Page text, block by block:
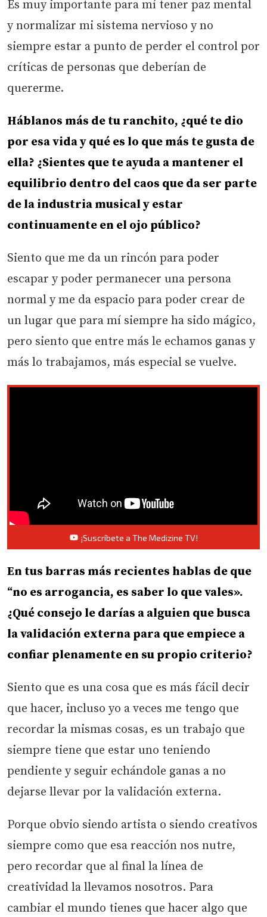
Es muy importante para mí tener paz mental
y normalizar mi sistema nervioso y no
siempre estar a punto de perder el control por
críticas de personas que deberían de
quererme.
Háblanos más de tu ranchito, ¿qué te dio
por esa vida y qué es lo que más te gusta de
ella? ¿Sientes que te ayuda a mantener el
equilibrio dentro del caos que da ser parte
de la industria musical y estar
continuamente en el ojo público?
Siento que me da un rincón para poder
escapar y poder permanecer una persona
normal y me da espacio para poder crear de
un lugar que para mí siempre ha sido mágico,
pero siento que entre más le echamos ganas y
más lo trabajamos, más especial se vuelve.
¡Suscríbete a The Medizine TV!
En tus barras más recientes hablas de que
“no es arrogancia, es saber lo que vales».
¿Qué consejo le darías a alguien que busca
la validación externa para que empiece a
confiar plenamente en su propio criterio?
Siento que es una cosa que es más fácil decir
que hacer, incluso yo a veces me tengo que
recordar la mismas cosas, es un trabajo que
siempre tiene que estar uno teniendo
pendiente y seguir echándole ganas a no
dejarse llevar por la validación externa.
Porque obvio siendo artista o siendo creativos
siempre como que esa reacción nos nutre,
pero recordar que al final la línea de
creatividad la llevamos nosotros. Para
cambiar el mundo tienes que hacer algo que